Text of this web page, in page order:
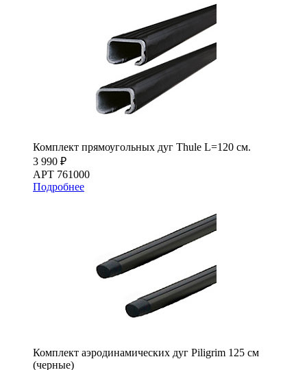
Комплект прямоугольных дуг Thule L=120 см.
3 990 ₽
АРТ 761000
Подробнее
Комплект аэродинамических дуг Piligrim 125 см
(черные)